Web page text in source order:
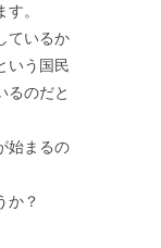
。
ているか
いう国民
るのだと
始まるの
か？